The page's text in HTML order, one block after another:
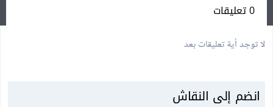
0 تعليقات
لا توجد أية تعليقات بعد
انضم إلى النقاش